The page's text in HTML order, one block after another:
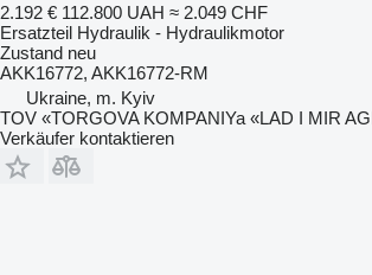
2.192 € 112.800 UAH ≈ 2.049 CHF
Ersatzteil Hydraulik - Hydraulikmotor
Zustand neu
AKK16772, AKK16772-RM
Ukraine, m. Kyiv
TOV «TORGOVA KOMPANIYa «LAD I MIR
Verkäufer kontaktieren